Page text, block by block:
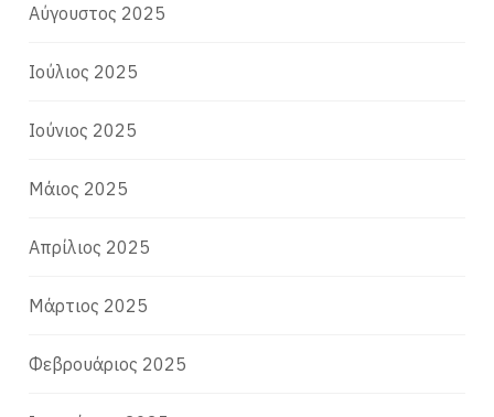
Αύγουστος 2025
Ιούλιος 2025
Ιούνιος 2025
Μάιος 2025
Απρίλιος 2025
Μάρτιος 2025
Φεβρουάριος 2025